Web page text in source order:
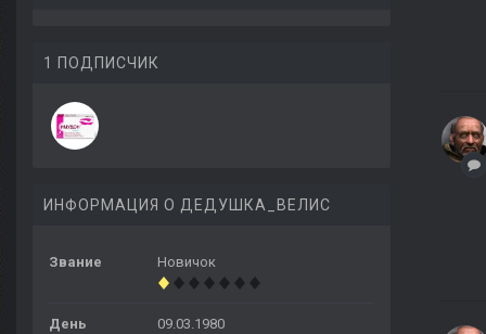
1 ПОДПИСЧИК
ИНФОРМАЦИЯ О ДЕДУШКА_ВЕЛИС
Звание Новичок
День
09.03.1980